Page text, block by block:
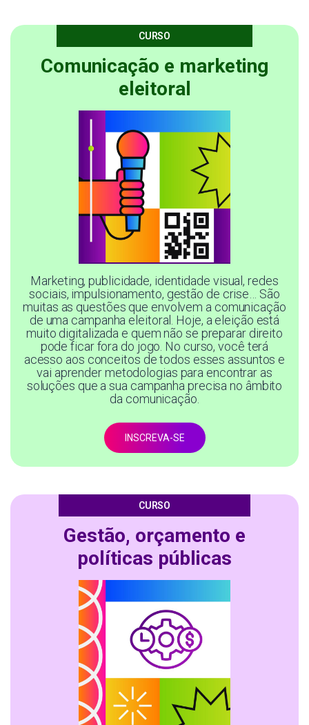
CURSO
Comunicação e marketing
eleitoral
Marketing, publicidade, identidade visual, redes
sociais, impulsionamento, gestão de crise… São
muitas as questões que envolvem a comunicação
de uma campanha eleitoral. Hoje, a eleição está
muito digitalizada e quem não se preparar direito
pode ficar fora do jogo. No curso, você terá
acesso aos conceitos de todos esses assuntos e
vai aprender metodologias para encontrar as
soluções que a sua campanha precisa no âmbito
da comunicação.
INSCREVA-SE
CURSO
Gestão, orçamento e
políticas públicas